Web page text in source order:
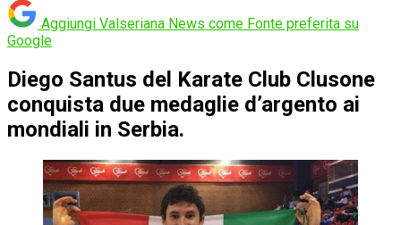
Aggiungi Valseriana News come Fonte preferita su
Google
Diego Santus del Karate Club Clusone
conquista due medaglie d’argento ai
mondiali in Serbia.